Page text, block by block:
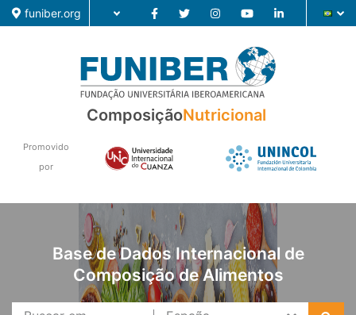
funiber.org
ComposiçãoNutricional
Promovido
por
Base de Dados Internacional de
Composição de Alimentos